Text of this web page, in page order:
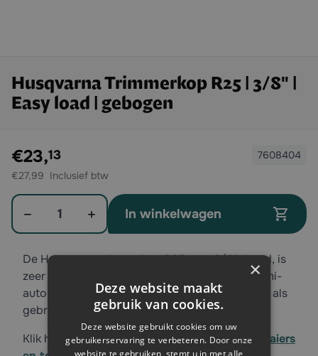
Husqvarna Trimmerkop R25 | 3/8" |
Easy load | gebogen
Exclusief btw:
€23,13
€27,99
7608404
Aantal
In winkelwagen
De Husqvarna trimmerkop R25, met 3/8" draad, is
zeer geschikt voor het maaien van gras. De semi-
automatische draadtoevoer zorgt ervoor dat u als
gebruiker veel comfort heeft.
Klik hier voor ons volledige assortimentbosmaaiers
×
Deze website maakt
gebruik van cookies.
Deze website gebruikt cookies om uw
gebruikerservaring te verbeteren. Door onze
website te gebruiken, stemt u in met alle